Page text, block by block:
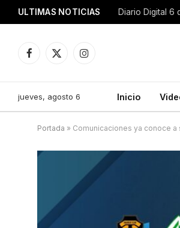
ULTIMAS NOTICIAS Diario Digital 6
Facebook
X
Instagram
jueves, agosto 6 Inicio
Portada » Comunicaciones ya conoce a